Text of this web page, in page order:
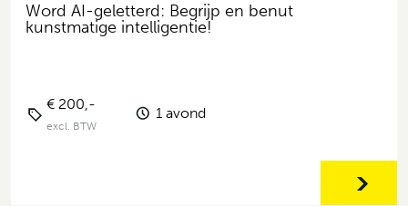
Word AI-geletterd: Begrijp en benut
kunstmatige intelligentie!
€ 200,-
excl. BTW
1 avond